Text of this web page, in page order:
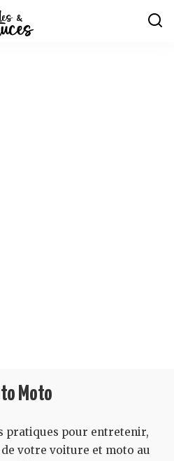
Moto
pratiques pour entretenir,
votre voiture et moto au